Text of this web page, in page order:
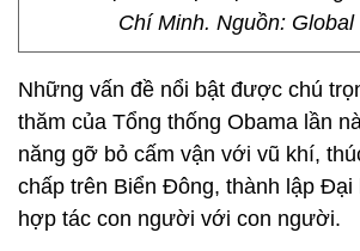
Chí Minh. Nguồn: Global
Những vấn đề nổi bật được chú
thăm của Tổng thống Obama lần
năng gỡ bỏ cấm vận với vũ khí,
chấp trên Biển Đông, thành lập Đại
hợp tác con người với con người.